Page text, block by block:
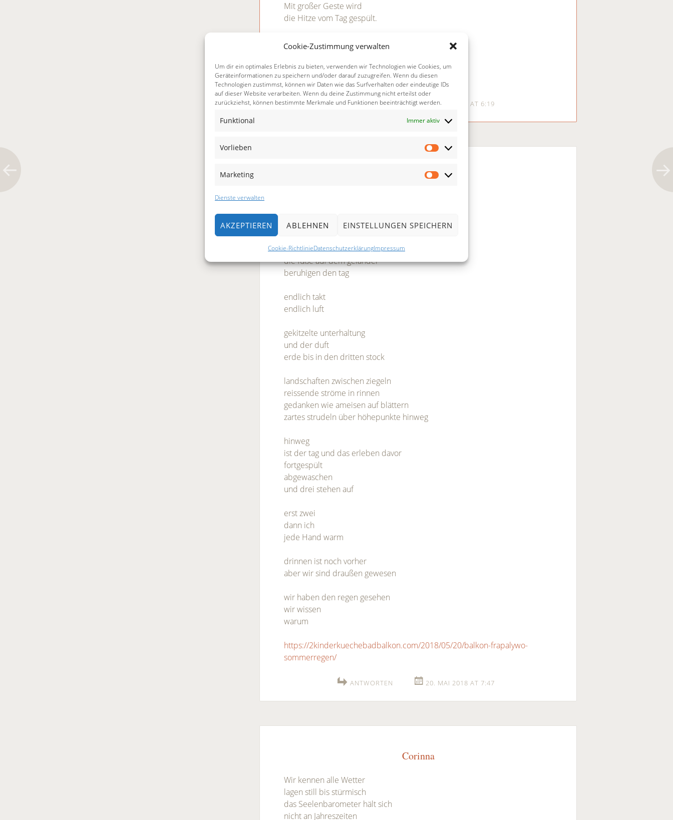
Cookie-Zustimmung verwalten
Um dir ein optimales Erlebnis zu bieten, verwenden wir Technologien wie Cookies, um
Geräteinformationen zu speichern und/oder darauf zuzugreifen. Wenn du diesen
Technologien zustimmst, können wir Daten wie das Surfverhalten oder eindeutige IDs
auf dieser Website verarbeiten. Wenn du deine Zustimmung nicht erteilst oder
zurückziehst, können bestimmte Merkmale und Funktionen beeinträchtigt werden.
Funktional Immer aktiv
Vorlieben
Vorlieben
Marketing
Marketing
Dienste verwalten
AKZEPTIEREN ABLEHNEN EINSTELLUNGEN SPEICHERN
Cookie-RichtlinieDatenschutzerklärungImpressum
Mit großer Geste wird
die Hitze vom Tag gespült.
Es atmet sich leichter
Wir öffnen die Fenster
und baden in köstlicher Kühle.
ANTWORTEN 20. MAI 2018 AT 6:19
minusch
zarte haut an meinem hemd
die füße auf dem geländer
beruhigen den tag
endlich takt
endlich luft
gekitzelte unterhaltung
und der duft
erde bis in den dritten stock
landschaften zwischen ziegeln
reissende ströme in rinnen
gedanken wie ameisen auf blättern
zartes strudeln über höhepunkte hinweg
hinweg
ist der tag und das erleben davor
fortgespült
abgewaschen
und drei stehen auf
erst zwei
dann ich
jede Hand warm
drinnen ist noch vorher
aber wir sind draußen gewesen
wir haben den regen gesehen
wir wissen
warum
https://2kinderkuechebadbalkon.com/2018/05/20/balkon-frapalywo-
sommerregen/
ANTWORTEN 20. MAI 2018 AT 7:47
Corinna
Wir kennen alle Wetter
lagen still bis stürmisch
das Seelenbarometer hält sich
nicht an Jahreszeiten